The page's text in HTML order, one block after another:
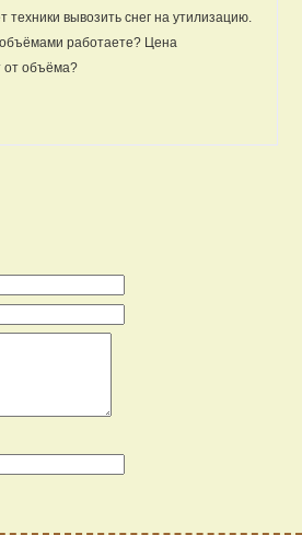
техники вывозить снег на утилизацию.
работаете? Цена
от объёма?